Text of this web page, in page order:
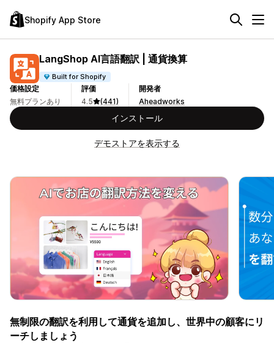
Shopify App Store
LangShop AI言語翻訳 | 通貨換算
Built for Shopify
価格設定
無料プランあり
評価
4.5
(441)
開発者
Aheadworks
インストール
デモストアを表示する
無制限の翻訳を利用して通貨を追加し、世界中の顧客にリ
ーチしましょう